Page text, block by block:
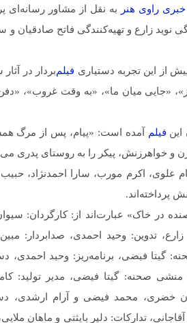
راوی هنر به نقل از مشاور رسانه‌ای
نوید زارع و تهیه‌کنندگی فاتح صادقیان و
از این تجربه دستیاری فیلم‌بردار در
فیلم آمده است: «پیام، پس از مرگ
و خواهرزنش، پیکر را به روستای پدری
علوی، اکرم مورب، سارا احمدنژاد،
پرداخته‌اند.
در خاک» عبارت‌اند از: کارگردان:
زارع، تدوین: وحید احمدی، صدابردار:
گیتا فیضی، برنامه‌ریز: وحید احمدی،
صحنه: گیتا فیضی، مدیر تولید:
خضری، محمد فیضی و آرام ارشدی،
تدارکات: دلیر بایثتی و ماهان